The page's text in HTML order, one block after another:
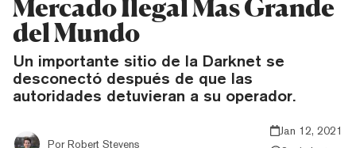
Mercado Ilegal Mas Grande
del Mundo
Un importante sitio de la Darknet se
desconectó después de que las
autoridades detuvieran a su operador.
Por Robert Stevens
Jan 12, 2021